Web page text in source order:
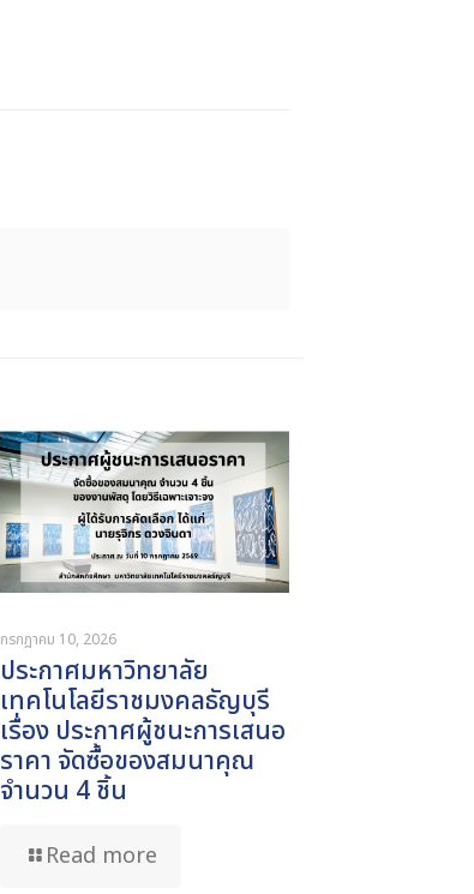
กรกฎาคม 10, 2026
ประกาศมหาวิทยาลัย
เทคโนโลยีราชมงคลธัญบุรี
เรื่อง ประกาศผู้ชนะการเสนอ
ราคา จัดซื้อของสมนาคุณ
จำนวน 4 ชิ้น
Read more